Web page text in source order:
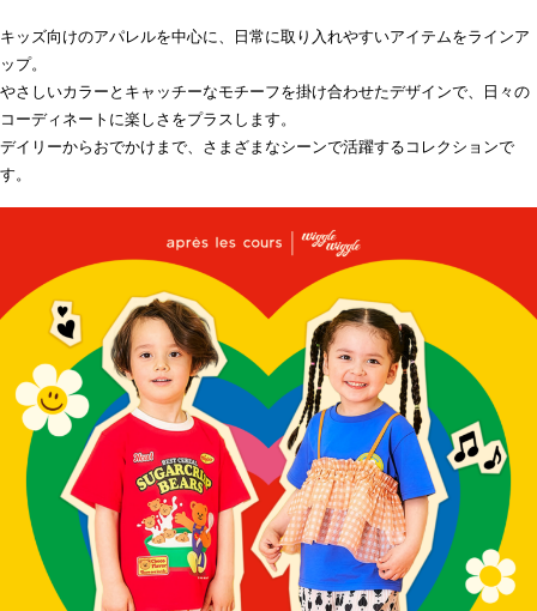
キッズ向けのアパレルを中心に、日常に取り入れやすいアイテムをラインア
ップ。
やさしいカラーとキャッチーなモチーフを掛け合わせたデザインで、日々の
コーディネートに楽しさをプラスします。
デイリーからおでかけまで、さまざまなシーンで活躍するコレクションで
す。